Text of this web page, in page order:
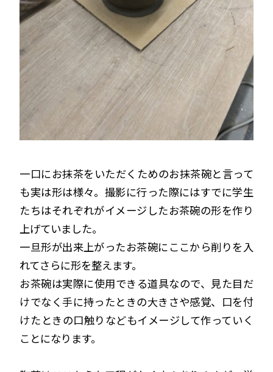
一口にお抹茶をいただくためのお抹茶碗と言って
も実は形は様々。撮影に行った際にはすでに学生
たちはそれぞれがイメージしたお茶碗の形を作り
上げていました。
一旦形が出来上がったお茶碗にここから削りを入
れてさらに形を整えます。
お茶碗は実際に使用できる道具なので、見た目だ
けでなく手に持ったときの大きさや感覚、口を付
けたときの口触りなどもイメージして作っていく
ことになります。